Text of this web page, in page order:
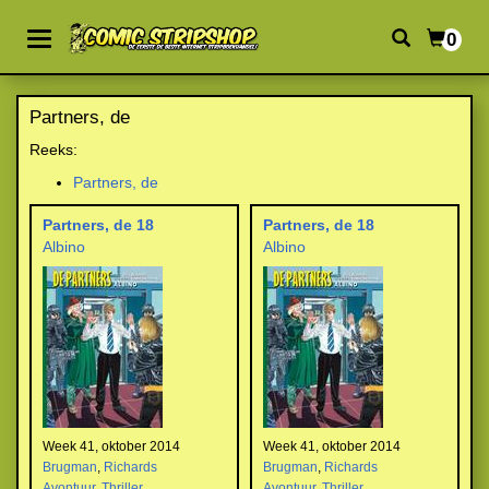
0
Partners, de
Reeks:
Partners, de
Partners, de 18
Albino
Week 41, oktober 2014
Brugman, Richards
Partners, de 18
Albino
Week 41, oktober 2014
Brugman, Richards